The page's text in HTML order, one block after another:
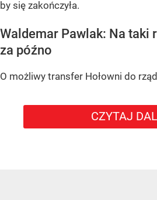
by się zakończyła.
Waldemar Pawlak: Na taki
za późno
O możliwy transfer Hołowni do
CZYTAJ